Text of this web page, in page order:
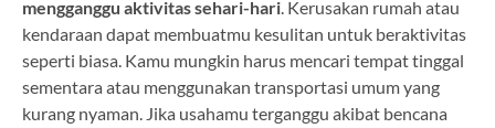
mengganggu aktivitas sehari-hari. Kerusakan rumah atau
kendaraan dapat membuatmu kesulitan untuk beraktivitas
seperti biasa. Kamu mungkin harus mencari tempat tinggal
sementara atau menggunakan transportasi umum yang
kurang nyaman. Jika usahamu terganggu akibat bencana